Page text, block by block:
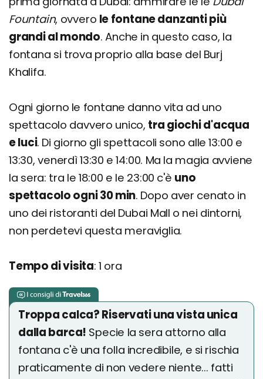
Fountain, ovvero le fontane danzanti più
grandi al mondo. Anche in questo caso, la
fontana si trova proprio alla base del Burj
Khalifa.
Ogni giorno le fontane danno vita ad uno
spettacolo davvero unico, tra giochi d'acqua
e luci. Di giorno gli spettacoli sono alle 13:00 e
13:30, venerdì 13:30 e 14:00. Ma la magia avviene
la sera: tra le 18:00 e le 23:00 c'è uno
spettacolo ogni 30 min. Dopo aver cenato in
uno dei ristoranti del Dubai Mall o nei dintorni,
non perdetevi questa meraviglia.
Tempo di visita: 1 ora
Troppa calca? Riservati una vista unica
dalla barca! Specie la sera attorno alla
fontana c'è una folla incredibile, e si rischia
praticamente di non vedere niente... fatti